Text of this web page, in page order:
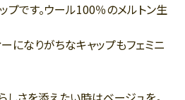
です。ウール100％のメルトン生
になりがちなキャップもフェミニ